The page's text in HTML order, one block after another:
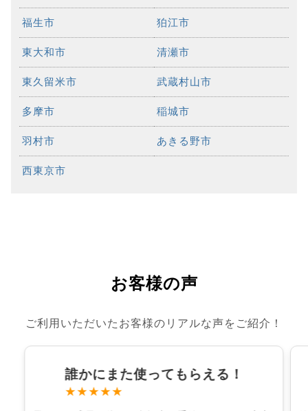
福生市 狛江市
東大和市 清瀬市
東久留米市 武蔵村山市
多摩市 稲城市
羽村市 あきる野市
西東京市
お客様の声
ご利用いただいたお客様のリアルな声をご紹介！
誰かにまた使ってもらえる！
★★★★★